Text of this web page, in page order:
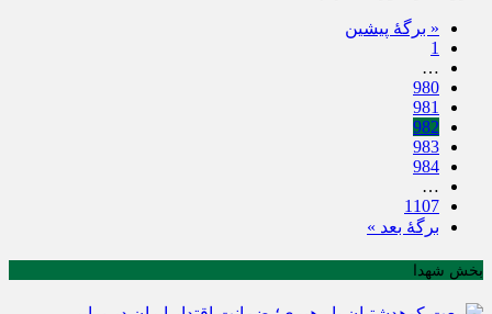
« برگه‌ٔ پیشین
1
…
980
981
982
983
984
…
1107
برگهٔ بعد »
بخش شهدا